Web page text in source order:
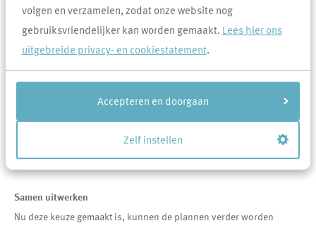
volgen en verzamelen, zodat onze website nog
gebruiksvriendelijker kan worden gemaakt. Lees hier ons
uitgebreide privacy- en cookiestatement.
Accepteren en doorgaan
Zelf instellen
De seniorenwoningen aan de Smidsstraat en het
appartementencomplex aan de Kerkakkerstraat worden gesloopt
om ruimte te maken voor nieuwbouw. De eengezinswoningen aan
de Kerkakkerstraat en Helenastraat worden ingrijpend gerenoveerd.
Na de aankondiging van Area voor de ingrijpende plannen voor
Uden west in maart 2021 zijn er veel gesprekken en bijeenkomsten
met de betreffende bewoners geweest. Samen met de resterende
bewoners is Area tot een overeenstemming gekomen.
Samen uitwerken
Nu deze keuze gemaakt is, kunnen de plannen verder worden